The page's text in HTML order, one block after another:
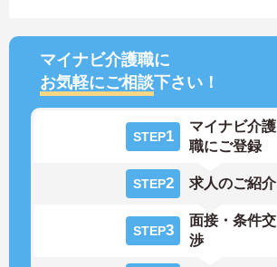
マイナビ介護職に
お気軽にご相談下さい！
STEP1
マイナビ介護
職にご登録
STEP2 求人のご紹介
STEP3
面接・条件交
渉